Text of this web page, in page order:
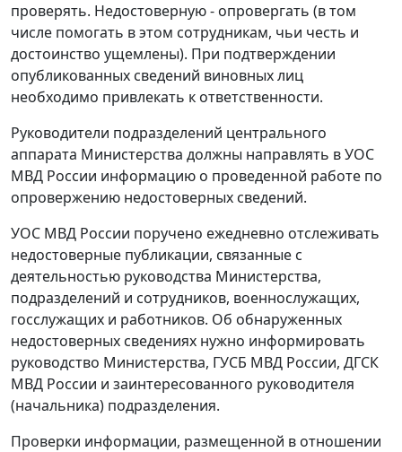
проверять. Недостоверную - опровергать (в том
числе помогать в этом сотрудникам, чьи честь и
достоинство ущемлены). При подтверждении
опубликованных сведений виновных лиц
необходимо привлекать к ответственности.
Руководители подразделений центрального
аппарата Министерства должны направлять в УОС
МВД России информацию о проведенной работе по
опровержению недостоверных сведений.
УОС МВД России поручено ежедневно отслеживать
недостоверные публикации, связанные с
деятельностью руководства Министерства,
подразделений и сотрудников, военнослужащих,
госслужащих и работников. Об обнаруженных
недостоверных сведениях нужно информировать
руководство Министерства, ГУСБ МВД России, ДГСК
МВД России и заинтересованного руководителя
(начальника) подразделения.
Проверки информации, размещенной в отношении